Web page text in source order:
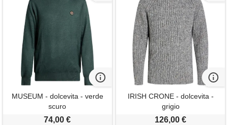
MUSEUM - dolcevita - verde
scuro
74,00 €
IRISH CRONE - dolcevita -
grigio
126,00 €